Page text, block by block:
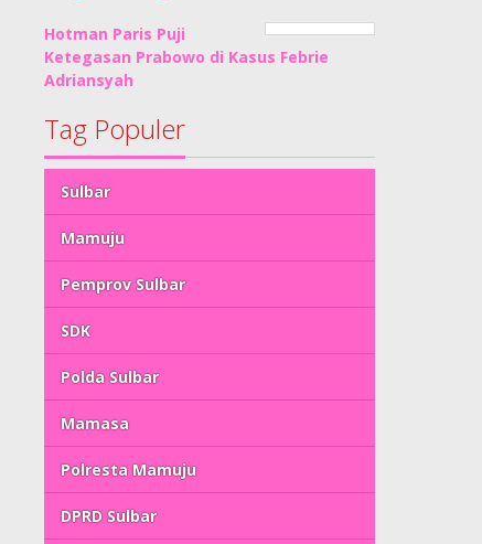
Hotman Paris Puji
Ketegasan Prabowo di Kasus Febrie
Adriansyah
Tag Populer
Sulbar
Mamuju
Pemprov Sulbar
SDK
Polda Sulbar
Mamasa
Polresta Mamuju
DPRD Sulbar